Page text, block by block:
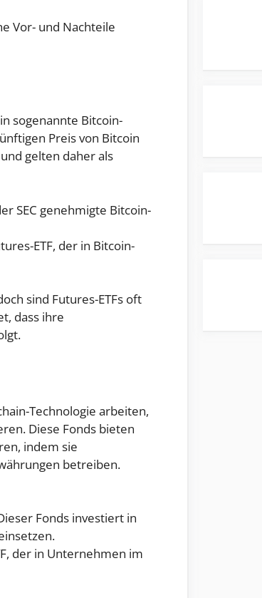
Vor- und Nachteile
sogenannte Bitcoin-
Preis von Bitcoin
gelten daher als
SEC genehmigte Bitcoin-
ETF, der in Bitcoin-
sind Futures-ETFs oft
dass ihre
Technologie arbeiten,
Diese Fonds bieten
indem sie
betreiben.
Fonds investiert in
der in Unternehmen im